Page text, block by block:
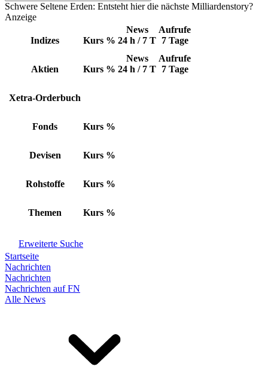
Schwere Seltene Erden: Entsteht hier die nächste Milliardenstory?
Anzeige
Indizes Kurs %
News
24 h / 7 T
Aufrufe
7 Tage
Aktien Kurs %
News
24 h / 7 T
Aufrufe
7 Tage
Xetra-Orderbuch
Fonds Kurs %
Devisen Kurs %
Rohstoffe Kurs %
Themen Kurs %
Erweiterte Suche
Startseite
Nachrichten
Nachrichten
Nachrichten auf FN
Alle News